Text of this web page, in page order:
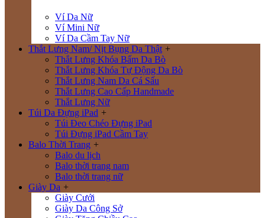
Ví Da Nữ
Ví Mini Nữ
Ví Da Cầm Tay Nữ
Thắt Lưng Nam/ Nịt Bụng Da Thật +
Thắt Lưng Khóa Bấm Da Bò
Thắt Lưng Khóa Tự Động Da Bò
Thắt Lưng Nam Da Cá Sấu
Thắt Lưng Cao Cấp Handmade
Thắt Lưng Nữ
Túi Da Đựng iPad +
Túi Đeo Chéo Đựng iPad
Túi Đựng iPad Cầm Tay
Balo Thời Trang +
Balo du lịch
Balo thời trang nam
Balo thời trang nữ
Giày Da +
Giày Cưới
Giày Da Công Sở